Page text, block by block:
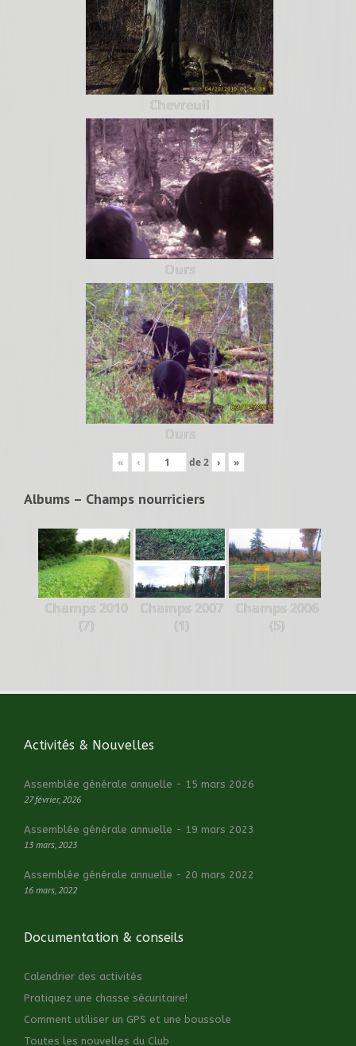
Chevreuil
Ours
Ours
« ‹ de2 › »
Albums – Champs nourriciers
Champs 2010
(7)
Champs 2007
(1)
Champs 2006
(5)
Activités & Nouvelles
Assemblée générale annuelle - 15 mars 2026
27 février, 2026
Assemblée générale annuelle - 19 mars 2023
13 mars, 2023
Assemblée générale annuelle - 20 mars 2022
16 mars, 2022
Documentation & conseils
Calendrier des activités
Pratiquez une chasse sécuritaire!
Comment utiliser un GPS et une boussole
Toutes les nouvelles du Club